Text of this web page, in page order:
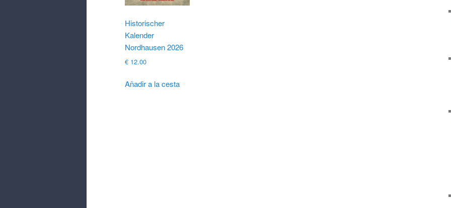
Historischer
Kalender
Nordhausen 2026
€ 12.00
Añadir a la cesta